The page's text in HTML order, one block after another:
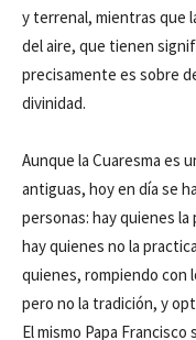
y terrenal, mientras que
del aire, que tienen
precisamente es sobre
divinidad.
Aunque la Cuaresma es
antiguas, hoy en día se
personas: hay quienes la
hay quienes no la
quienes, rompiendo con
pero no la tradición, y
El mismo Papa